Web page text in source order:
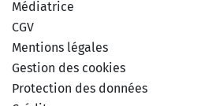
Médiatrice
CGV
Mentions légales
Gestion des cookies
Protection des données